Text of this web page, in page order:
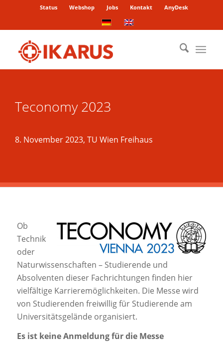
Status Webshop Jobs Kontakt AnyDesk
Teconomy 2023
8. November 2023, TU Wien Freihaus
Ob
Technik
oder
Naturwissenschaften – Studierende und
Absolventen dieser Fachrichtungen finden hier
vielfältige Karrieremöglichkeiten. Die Messe wird
von Studierenden freiwillig für Studierende am
Universitätsgelände organisiert.
Es ist keine Anmeldung für die Messe